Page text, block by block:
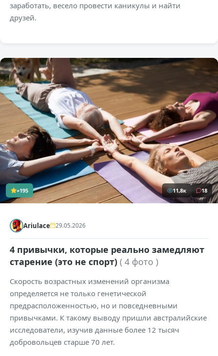
заработать, весело провести каникулы и найти
друзей.
+195 11,8к 18
Ariulace 29.05.2026
4 привычки, которые реально замедляют
старение (это не спорт) ( 4 фото )
Скорость возрастных изменений организма
определяется не только генетической
предрасположенностью, но и повседневными
привычками. К такому выводу пришли австралийские
исследователи, изучив данные более 12 тысяч
добровольцев старше 70 лет.